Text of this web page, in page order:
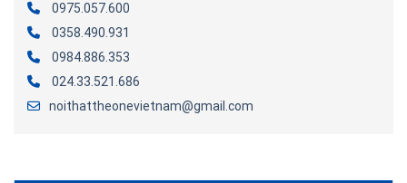
0975.057.600
0358.490.931
0984.886.353
024.33.521.686
noithattheonevietnam@gmail.com